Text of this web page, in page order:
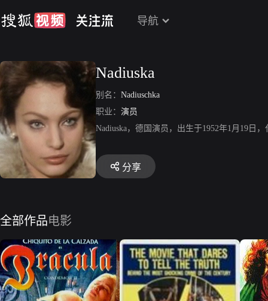
导航
Nadiuska
别名： Nadiuschka
职业： 演员
Nadiuska，德国演员，出生于1952年1月19日
分享
全部作品电影